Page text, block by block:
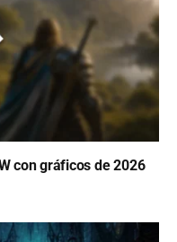
con gráficos de 2026